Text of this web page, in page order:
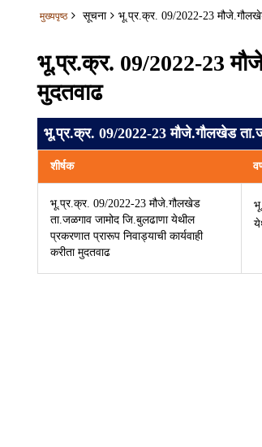
मुख्यपृष्ठ सूचना भू.प्र.क्र. 09/2022-23 मौजे.गौलखेड
भू.प्र.क्र. 09/2022-23
मुदतवाढ
भू.प्र.क्र. 09/2022-23 मौजे.गौलखेड
शीर्षक
भू.प्र.क्र. 09/2022-23 मौजे.गौलखेड
ता.जळगाव जामोद जि.बुलढाणा येथील
प्रकरणात प्रारूप निवाड्याची कार्यवाही
करीता मुदतवाढ